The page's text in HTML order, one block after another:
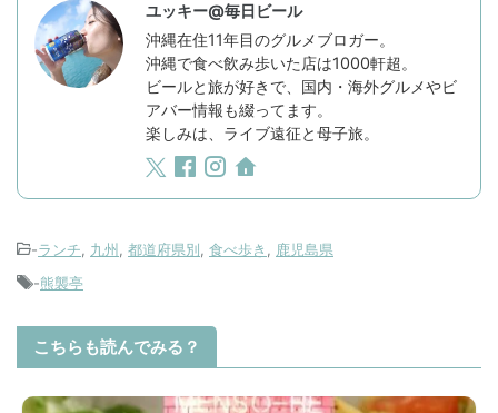
ユッキー@毎日ビール
沖縄在住11年目のグルメブロガー。
沖縄で食べ飲み歩いた店は1000軒超。
ビールと旅が好きで、国内・海外グルメやビ
アバー情報も綴ってます。
楽しみは、ライブ遠征と母子旅。
-ランチ, 九州 , 都道府県別, 食べ歩き , 鹿児島県
-熊襲亭
こちらも読んでみる？